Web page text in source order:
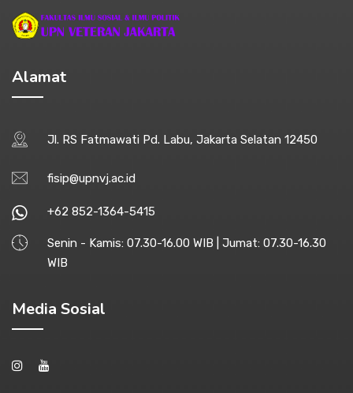
Alamat
Jl. RS Fatmawati Pd. Labu, Jakarta Selatan 12450
fisip@upnvj.ac.id
+62 852-1364-5415
Senin - Kamis: 07.30-16.00 WIB | Jumat: 07.30-16.30
WIB
Media Sosial